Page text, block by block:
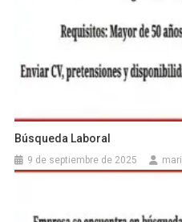
Búsqueda Laboral
9 de septiembre de 2025